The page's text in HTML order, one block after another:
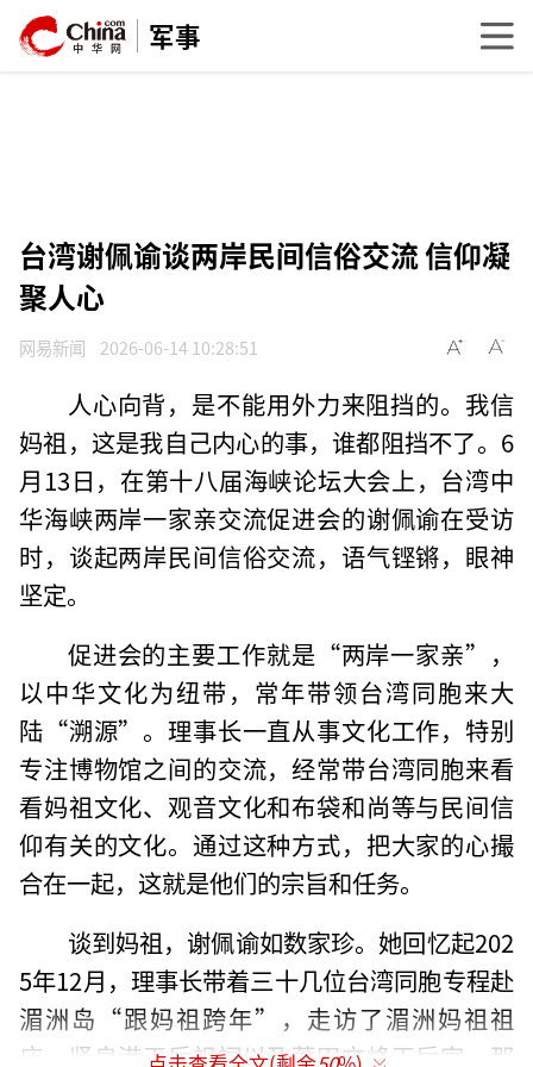
军事
台湾谢佩谕谈两岸民间信俗交流 信仰凝
聚人心
网易新闻 2026-06-14 10:28:51
人心向背，是不能用外力来阻挡的。我信
妈祖，这是我自己内心的事，谁都阻挡不了。6
月13日，在第十八届海峡论坛大会上，台湾中
华海峡两岸一家亲交流促进会的谢佩谕在受访
时，谈起两岸民间信俗交流，语气铿锵，眼神
坚定。
促进会的主要工作就是“两岸一家亲”，
以中华文化为纽带，常年带领台湾同胞来大
陆“溯源”。理事长一直从事文化工作，特别
专注博物馆之间的交流，经常带台湾同胞来看
看妈祖文化、观音文化和布袋和尚等与民间信
仰有关的文化。通过这种方式，把大家的心撮
合在一起，这就是他们的宗旨和任务。
谈到妈祖，谢佩谕如数家珍。她回忆起202
5年12月，理事长带着三十几位台湾同胞专程赴
湄洲岛“跟妈祖跨年”，走访了湄洲妈祖祖
庙、贤良港天后祖祠以及莆田文峰天后宫。那